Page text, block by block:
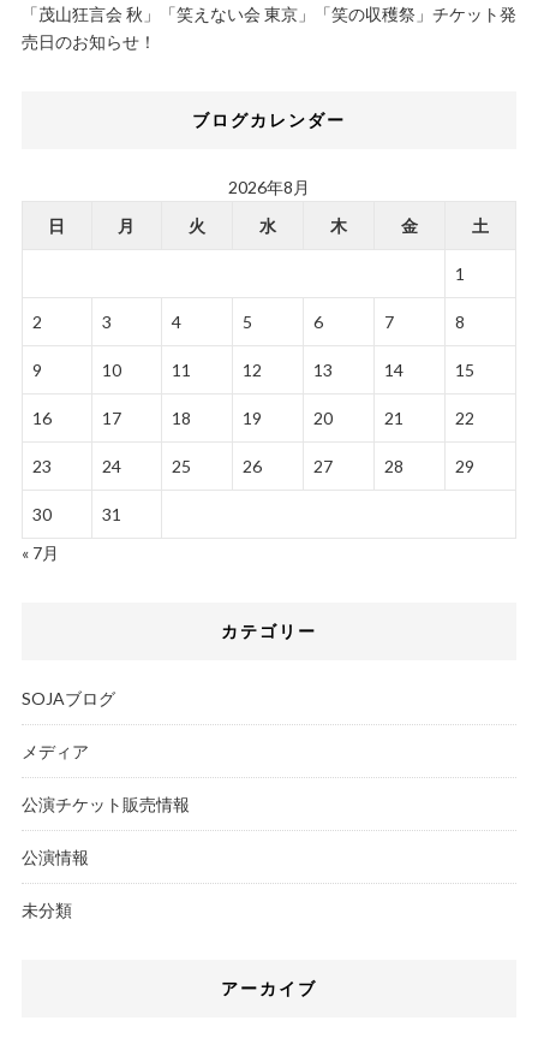
「茂山狂言会 秋」「笑えない会 東京」「笑の収穫祭」チケット発
売日のお知らせ！
ブログカレンダー
2026年8月
日
月 火 水 木 金 土
1
2 3 4 5 6 7 8
9 10 11 12 13 14 15
16 17 18 19 20 21 22
23 24 25 26 27 28 29
30
31
« 7月
カテゴリー
SOJAブログ
メディア
公演チケット販売情報
公演情報
未分類
アーカイブ